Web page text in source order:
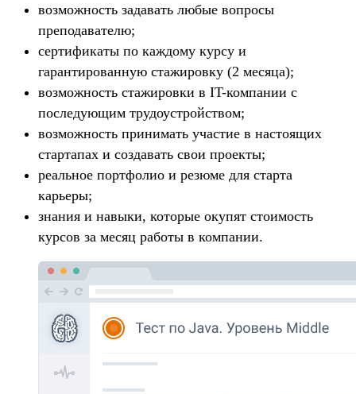
возможность задавать любые вопросы
преподавателю;
сертификаты по каждому курсу и
гарантированную стажировку (2 месяца);
возможность стажировки в IT-компании с
последующим трудоустройством;
возможность принимать участие в настоящих
стартапах и создавать свои проекты;
реальное портфолио и резюме для старта
карьеры;
знания и навыки, которые окупят стоимость
курсов за месяц работы в компании.